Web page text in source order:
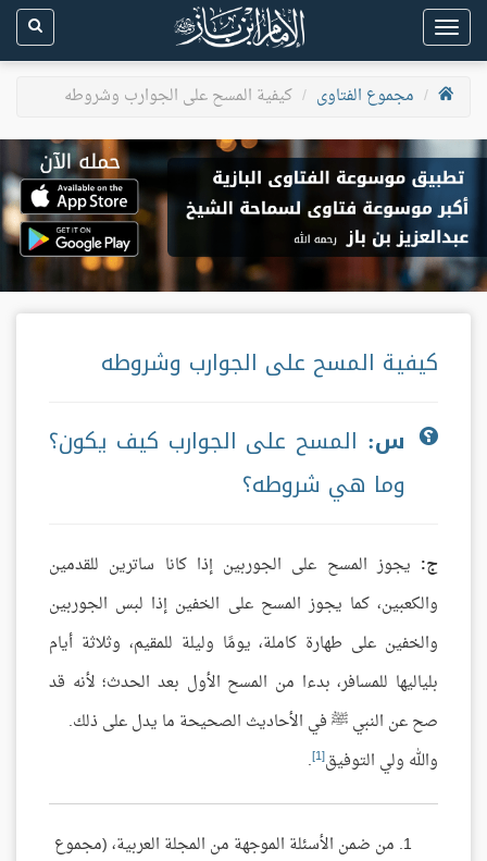
Toggle
navigation
مجموع الفتاوى
كيفية المسح على الجوارب وشروطه
كيفية المسح على الجوارب وشروطه
س: المسح على الجوارب كيف يكون؟
وما هي شروطه؟
ج: يجوز المسح على الجوربين إذا كانا ساترين للقدمين
والكعبين، كما يجوز المسح على الخفين إذا لبس الجوربين
والخفين على طهارة كاملة، يومًا وليلة للمقيم، وثلاثة أيام
بلياليها للمسافر، بدءا من المسح الأول بعد الحدث؛ لأنه قد
صح عن النبي ﷺ في الأحاديث الصحيحة ما يدل على ذلك.
والله ولي التوفيق[1]
.
من ضمن الأسئلة الموجهة من المجلة العربية، (مجموع